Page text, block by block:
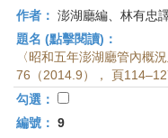
作者： 澎湖廳編、林有忠
題名 (點擊閱讀)：
〈昭和五年澎湖廳管內概
76（2014.9）， 頁
勾選：
編號： 9